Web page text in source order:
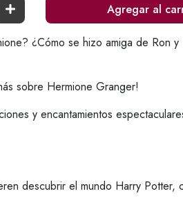
Agregar al
¿Cómo se hizo amiga de Ron
sobre Hermione Granger!
y encantamientos
descubrir el mundo Harry Potter,